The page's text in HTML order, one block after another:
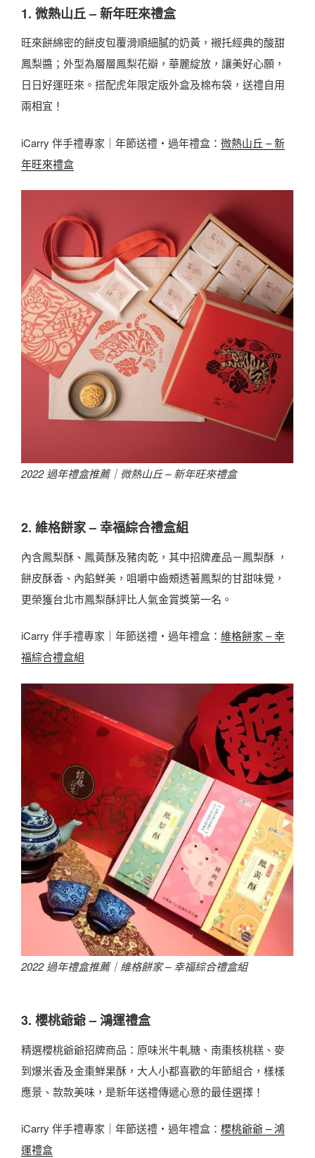
1. 微熱山丘 – 新年旺來禮盒
旺來餅綿密的餅皮包覆滑順細膩的奶黃，襯托經典的酸甜
鳳梨醬；外型為層層鳳梨花瓣，華麗綻放，讓美好心願，
日日好運旺來。搭配虎年限定版外盒及棉布袋，送禮自用
兩相宜！
iCarry 伴手禮專家｜年節送禮・過年禮盒： 微熱山丘 – 新
年旺來禮盒
2022 過年禮盒推薦｜微熱山丘 – 新年旺來禮盒
2. 維格餅家 – 幸福綜合禮盒組
內含鳳梨酥、鳳黃酥及豬肉乾，其中招牌產品－鳳梨酥 ，
餅皮酥香、內餡鮮美，咀嚼中齒頰透著鳳梨的甘甜味覺，
更榮獲台北市鳳梨酥評比人氣金賞獎第一名。
iCarry 伴手禮專家｜年節送禮・過年禮盒： 維格餅家 – 幸
福綜合禮盒組
2022 過年禮盒推薦｜維格餅家 – 幸福綜合禮盒組
3. 櫻桃爺爺 – 鴻運禮盒
精選櫻桃爺爺招牌商品：原味米牛軋糖、南棗核桃糕、麥
到爆米香及金棗鮮果酥，大人小都喜歡的年節組合，樣樣
應景、款款美味，是新年送禮傳遞心意的最佳選擇！
iCarry 伴手禮專家｜年節送禮・過年禮盒： 櫻桃爺爺 – 鴻
運禮盒